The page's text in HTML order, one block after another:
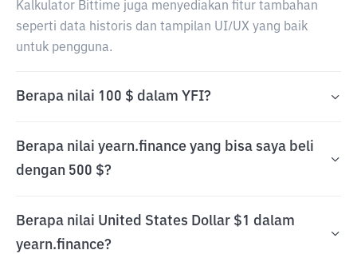
Kalkulator Bittime juga menyediakan fitur tambahan
seperti data historis dan tampilan UI/UX yang baik
untuk pengguna.
Berapa nilai 100 $ dalam YFI?
Berapa nilai yearn.finance yang bisa saya beli
dengan 500 $?
Berapa nilai United States Dollar $1 dalam
yearn.finance?